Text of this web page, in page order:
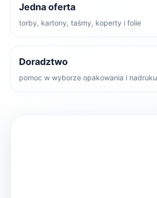
Jedna oferta
torby, kartony, taśmy, koperty i folie
Doradztwo
pomoc w wyborze opakowania i nadruku